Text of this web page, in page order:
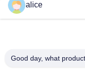
टैग:
alice
Good day, what